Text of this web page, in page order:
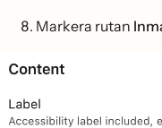
Markera rutan